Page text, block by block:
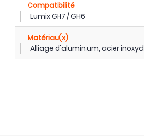
Compatibilité
Lumix GH7 / GH6
Matériau(x)
Alliage d'aluminium, acier